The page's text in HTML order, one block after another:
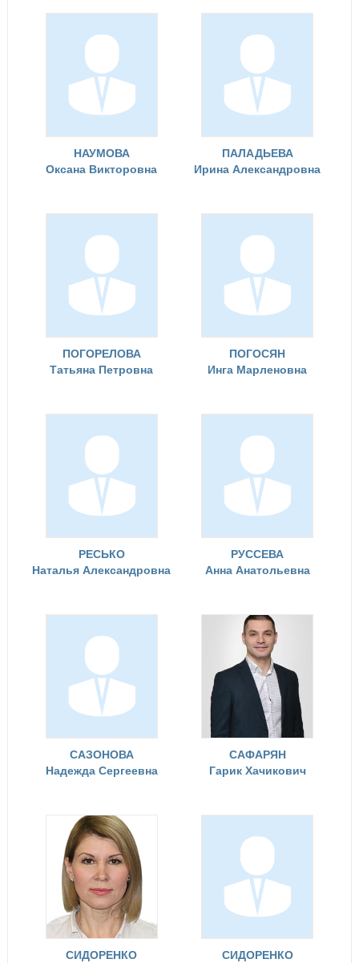
НАУМОВА
Оксана Викторовна
ПАЛАДЬЕВА
Ирина Александровна
ПОГОРЕЛОВА
Татьяна Петровна
ПОГОСЯН
Инга Марленовна
РЕСЬКО
Наталья Александровна
РУССЕВА
Анна Анатольевна
САЗОНОВА
Надежда Сергеевна
САФАРЯН
Гарик Хачикович
СИДОРЕНКО
СИДОРЕНКО